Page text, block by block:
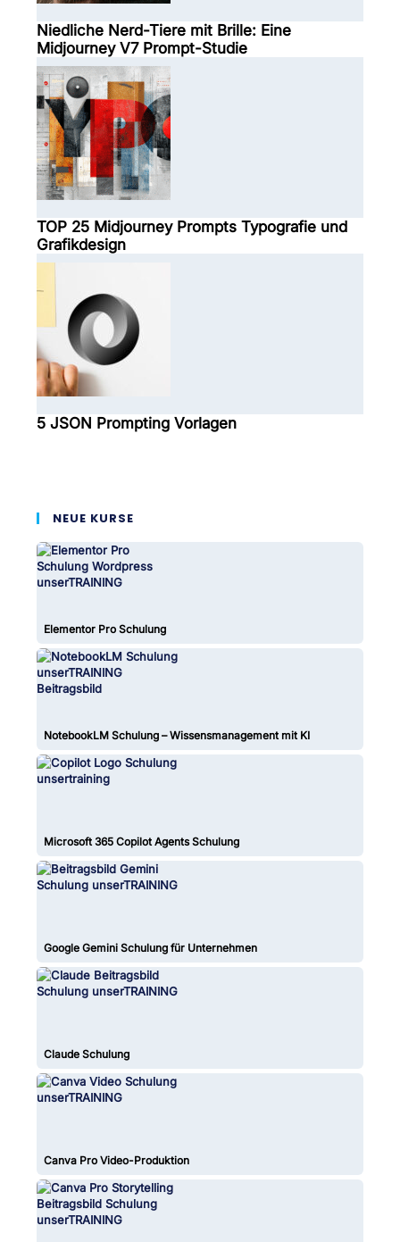
Niedliche Nerd-Tiere mit Brille: Eine
Midjourney V7 Prompt-Studie
TOP 25 Midjourney Prompts Typografie und
Grafikdesign
5 JSON Prompting Vorlagen
NEUE KURSE
Elementor Pro Schulung
NotebookLM Schulung – Wissensmanagement mit KI
Microsoft 365 Copilot Agents Schulung
Google Gemini Schulung für Unternehmen
Claude Schulung
Canva Pro Video-Produktion